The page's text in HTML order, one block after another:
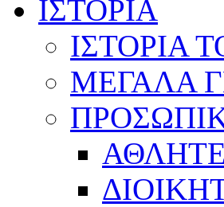
ΙΣΤΟΡΙΑ
ΙΣΤΟΡΙΑ
ΜΕΓΑΛΑ